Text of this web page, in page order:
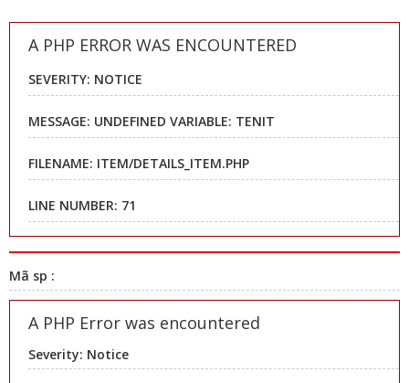
A PHP ERROR WAS ENCOUNTERED
SEVERITY: NOTICE
MESSAGE: UNDEFINED VARIABLE: TENIT
FILENAME: ITEM/DETAILS_ITEM.PHP
LINE NUMBER: 71
Mã sp :
A PHP Error was encountered
Severity: Notice